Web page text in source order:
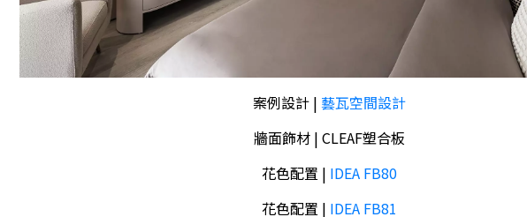
案例設計 | 藝瓦空間設計
牆面飾材 | CLEAF塑合板
花色配置 | IDEA FB80
花色配置 | IDEA FB81